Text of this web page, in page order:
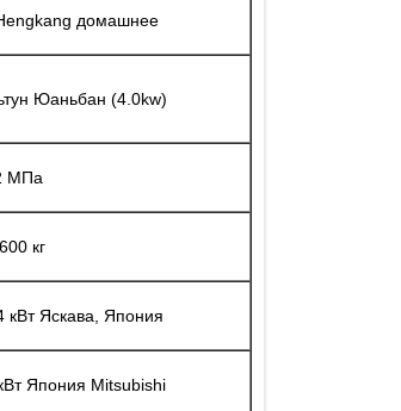
домашнее
Юаньбан (4.0kw)
МПа
кг
кВт Яскава, Япония
Япония Mitsubishi